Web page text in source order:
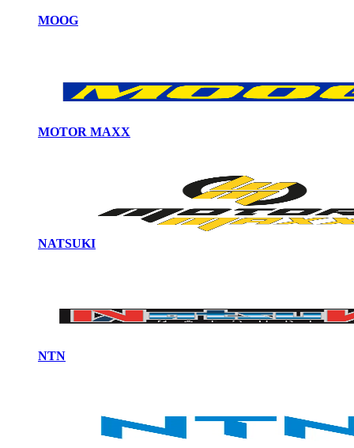
MOOG
MOTOR MAXX
NATSUKI
NTN